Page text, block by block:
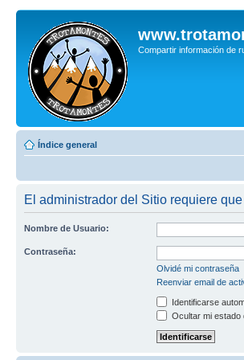
Compartir información de
Índice general
El administrador del Sitio requiere
Nombre de Usuario:
Contraseña:
Olvidé mi contraseña
Reenviar email de
Identificarse
Ocultar mi estado